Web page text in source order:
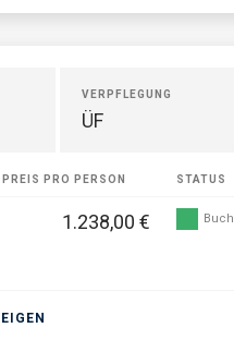
VERPFLEGUNG
ÜF
PREIS PRO PERSON STATUS
1.238,00 €